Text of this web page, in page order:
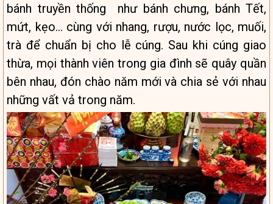
bánh truyền thống như bánh chưng, bánh Tết,
mứt, kẹo… cùng với nhang, rượu, nước lọc, muối,
trà để chuẩn bị cho lễ cúng. Sau khi cúng giao
thừa, mọi thành viên trong gia đình sẽ quây quần
bên nhau, đón chào năm mới và chia sẻ với nhau
những vất vả trong năm.